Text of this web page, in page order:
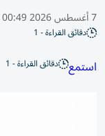
7 أغسطس 2026 00:49 صباحًا
دقائق القراءة - 1
استمع دقائق القراءة - 1